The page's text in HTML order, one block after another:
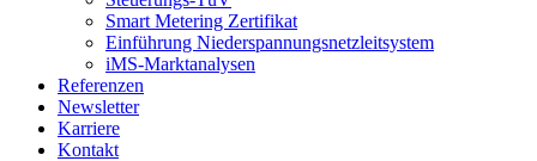
Smart Metering Zertifikat
Einführung Niederspannungsnetzleitsystem
iMS-Marktanalysen
Referenzen
Newsletter
Karriere
Kontakt